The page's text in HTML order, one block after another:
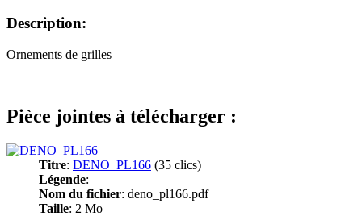
Description:
Ornements de grilles
Pièce jointes à télécharger :
Titre: DENO_PL166 (35 clics)
Légende:
Nom du fichier: deno_pl166.pdf
Taille: 2 Mo